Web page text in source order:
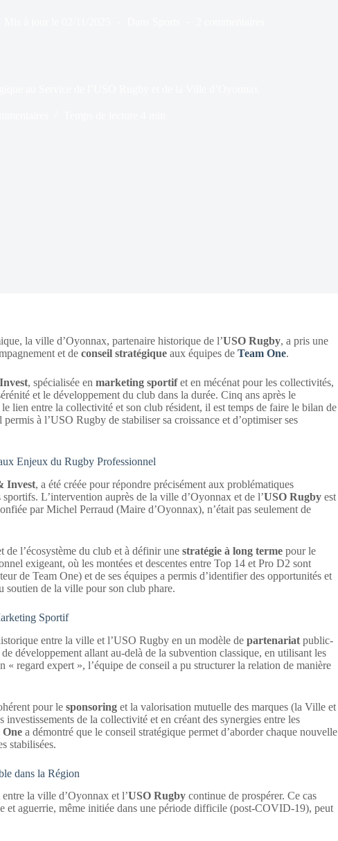
la ville d’Oyonnax, partenaire historique de l’USO Rugby, a pris une
et de conseil stratégique aux équipes de Team One.
, spécialisée en marketing sportifet en mécénat pour les collectivités,
et le développement du club dans la durée. Cinq ans après le
lien entre la collectivité et son club résident, il est temps de faire le bilan de
permis à l’USO Rugby de stabiliser sa croissance et d’optimiser ses
Enjeux du Rugby Professionnel
Invest, a été créée pour répondre précisément aux problématiques
sportifs. L’intervention auprès de la ville d’Oyonnax et de l’USO Rugby est
par Michel Perraud (Maire d’Oyonnax), n’était pas seulement de
de l’écosystème du club et à définir une stratégie à long terme pour le
exigeant, où les montées et descentes entre Top 14 et Pro D2 sont
de Team One) et de ses équipes a permis d’identifier des opportunités et
soutien de la ville pour son club phare.
Sportif
entre la ville et l’USO Rugby en un modèle de partenariat public-
développement allant au-delà de la subvention classique, en utilisant les
« regard expert », l’équipe de conseil a pu structurer la relation de manière
pour le sponsoring et la valorisation mutuelle des marques (la Ville et
de la collectivité et en créant des synergies entre les
One a démontré que le conseil stratégique permet d’aborder chaque nouvelle
stabilisées.
dans la Région
la ville d’Oyonnax et l’USO Rugby continue de prospérer. Ce cas
et aguerrie, même initiée dans une période difficile (post-COVID-19), peut